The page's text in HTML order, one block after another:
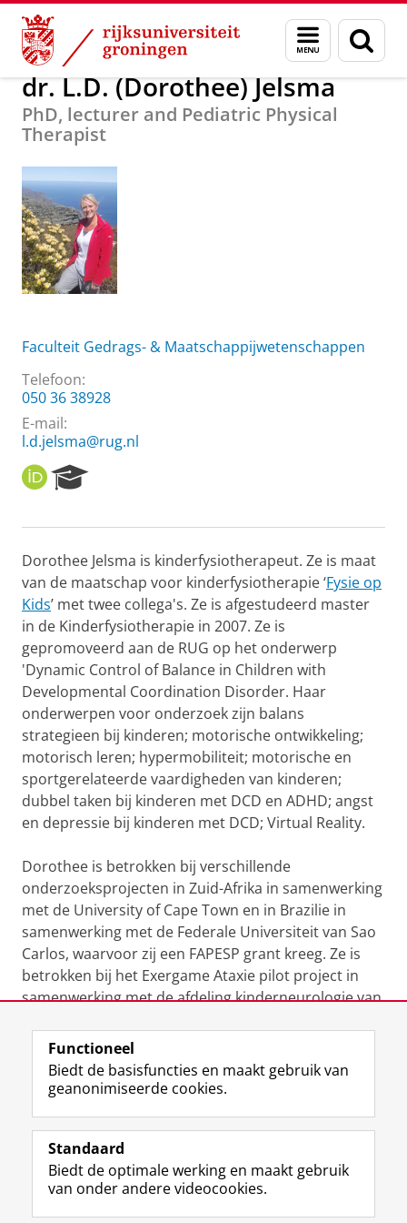
Skip
Content
Skip
Navigation
Menu
en
zoeken
Over ons dr. L.D. (Dorothee) Jelsma
dr. L.D. (Dorothee) Jelsma
PhD, lecturer and Pediatric Physical
Therapist
Faculteit Gedrags- & Maatschappijwetenschappen
Telefoon:
050 36 38928
E-mail:
l.d.jelsma@rug.nl
O
R
I
e
r
c
h
P
o
r
t
a
l
Dorothee Jelsma is kinderfysiotherapeut. Ze is maat
van de maatschap voor kinderfysiotherapie ‘Fysie op
Kids’ met twee collega's. Ze is afgestudeerd master
in de Kinderfysiotherapie in 2007. Ze is
gepromoveerd aan de RUG op het onderwerp
'Dynamic Control of Balance in Children with
Developmental Coordination Disorder. Haar
onderwerpen voor onderzoek zijn balans
strategieen bij kinderen; motorische ontwikkeling;
motorisch leren; hypermobiliteit; motorische en
sportgerelateerde vaardigheden van kinderen;
dubbel taken bij kinderen met DCD en ADHD; angst
en depressie bij kinderen met DCD; Virtual Reality.
Dorothee is betrokken bij verschillende
onderzoeksprojecten in Zuid-Afrika in samenwerking
met de University of Cape Town en in Brazilie in
samenwerking met de Federale Universiteit van Sao
Carlos, waarvoor zij een FAPESP grant kreeg. Ze is
betrokken bij het Exergame Ataxie pilot project in
samenwerking met de afdeling kinderneurologie van
Laatst gewijzigd: 25 juni 2022 10:54
Volg de RUG
F
a
e
b
L
i
k
e
R
S
-
f
I
n
t
Y
o
T
Studiekiezers
Functioneel
Biedt de basisfuncties en maakt gebruik van
geanonimiseerde cookies.
Standaard
Biedt de optimale werking en maakt gebruik
van onder andere videocookies.